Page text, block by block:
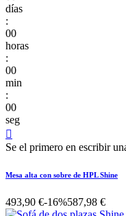
días
:
00
horas
:
00
min
:
00
seg

Se el primero en escribir
Mesa alta con sobre de HPL Shine
493,90 €-16%587,98 €